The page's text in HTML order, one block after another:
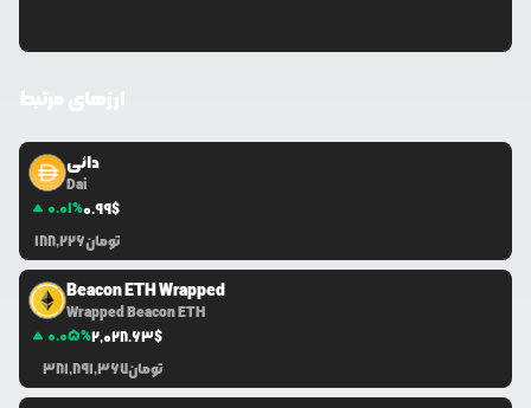
دائی
Dai
0.01%0.99$
188,226تومان
Beacon ETH Wrapped
Wrapped Beacon ETH
0.05%2,028.63$
381,891,367تومان